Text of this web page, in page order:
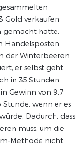
Gold verkaufen
gemacht hätte,
Handelsposten
der Winterbeeren
er selbst geht
in 35 Stunden
Gewinn von 9,7
Stunde, wenn er es
Dadurch, dass
muss, um die
Methode nicht